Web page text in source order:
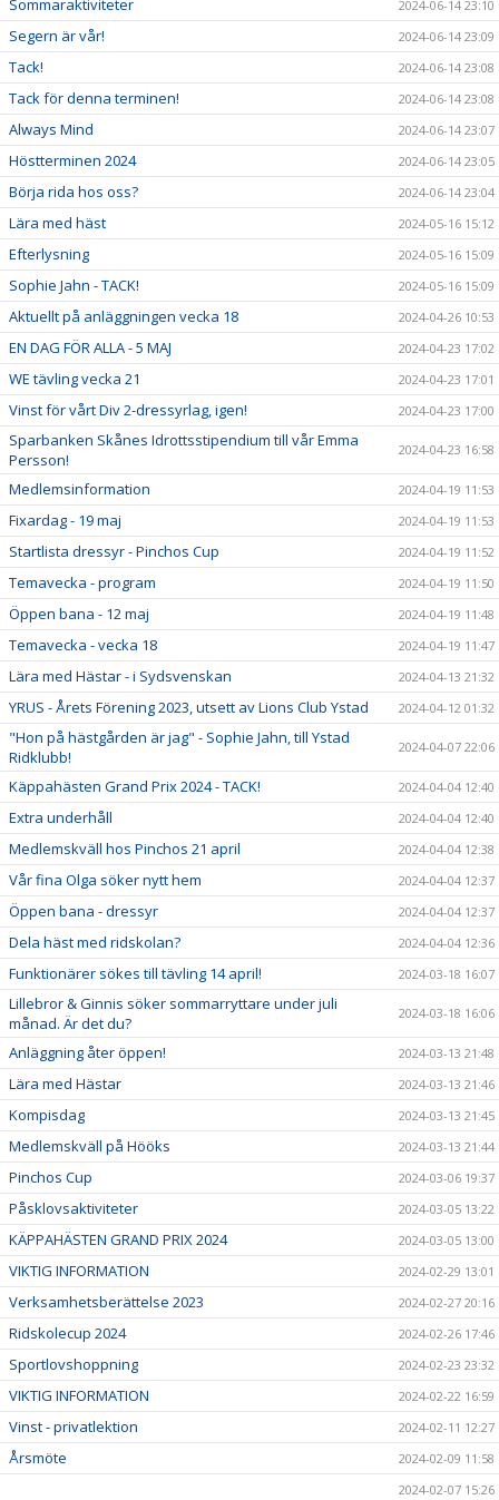
Sommaraktiviteter 2024-06-14 23:10
Segern är vår! 2024-06-14 23:09
Tack! 2024-06-14 23:08
Tack för denna terminen! 2024-06-14 23:08
Always Mind 2024-06-14 23:07
Höstterminen 2024 2024-06-14 23:05
Börja rida hos oss? 2024-06-14 23:04
Lära med häst 2024-05-16 15:12
Efterlysning 2024-05-16 15:09
Sophie Jahn - TACK! 2024-05-16 15:09
Aktuellt på anläggningen vecka 18 2024-04-26 10:53
EN DAG FÖR ALLA - 5 MAJ 2024-04-23 17:02
WE tävling vecka 21 2024-04-23 17:01
Vinst för vårt Div 2-dressyrlag, igen! 2024-04-23 17:00
Sparbanken Skånes Idrottsstipendium till vår Emma
Persson!
2024-04-23 16:58
Medlemsinformation 2024-04-19 11:53
Fixardag - 19 maj 2024-04-19 11:53
Startlista dressyr - Pinchos Cup 2024-04-19 11:52
Temavecka - program 2024-04-19 11:50
Öppen bana - 12 maj 2024-04-19 11:48
Temavecka - vecka 18 2024-04-19 11:47
Lära med Hästar - i Sydsvenskan 2024-04-13 21:32
YRUS - Årets Förening 2023, utsett av Lions Club Ystad 2024-04-12 01:32
"Hon på hästgården är jag" - Sophie Jahn, till Ystad
Ridklubb!
2024-04-07 22:06
Käppahästen Grand Prix 2024 - TACK! 2024-04-04 12:40
Extra underhåll 2024-04-04 12:40
Medlemskväll hos Pinchos 21 april 2024-04-04 12:38
Vår fina Olga söker nytt hem 2024-04-04 12:37
Öppen bana - dressyr 2024-04-04 12:37
Dela häst med ridskolan? 2024-04-04 12:36
Funktionärer sökes till tävling 14 april! 2024-03-18 16:07
Lillebror & Ginnis söker sommarryttare under juli
månad. Är det du?
2024-03-18 16:06
Anläggning åter öppen! 2024-03-13 21:48
Lära med Hästar 2024-03-13 21:46
Kompisdag 2024-03-13 21:45
Medlemskväll på Hööks 2024-03-13 21:44
Pinchos Cup 2024-03-06 19:37
Påsklovsaktiviteter 2024-03-05 13:22
KÄPPAHÄSTEN GRAND PRIX 2024 2024-03-05 13:00
VIKTIG INFORMATION 2024-02-29 13:01
Verksamhetsberättelse 2023 2024-02-27 20:16
Ridskolecup 2024 2024-02-26 17:46
Sportlovshoppning 2024-02-23 23:32
VIKTIG INFORMATION 2024-02-22 16:59
Vinst - privatlektion 2024-02-11 12:27
Årsmöte
2024-02-09 11:58
2024-02-07 15:26